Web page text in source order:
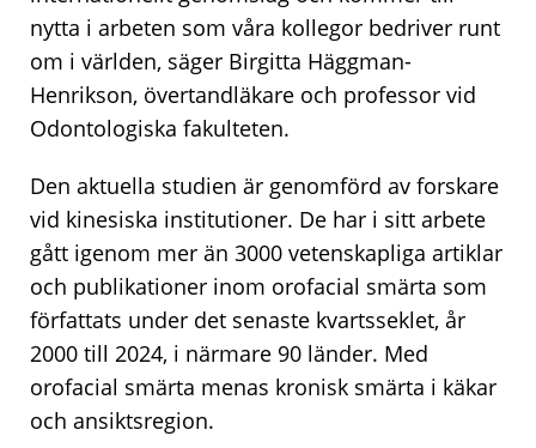
nytta i arbeten som våra kollegor bedriver runt
om i världen, säger Birgitta Häggman-
Henrikson, övertandläkare och professor vid
Odontologiska fakulteten.
Den aktuella studien är genomförd av forskare
vid kinesiska institutioner. De har i sitt arbete
gått igenom mer än 3000 vetenskapliga artiklar
och publikationer inom orofacial smärta som
författats under det senaste kvartsseklet, år
2000 till 2024, i närmare 90 länder. Med
orofacial smärta menas kronisk smärta i käkar
och ansiktsregion.